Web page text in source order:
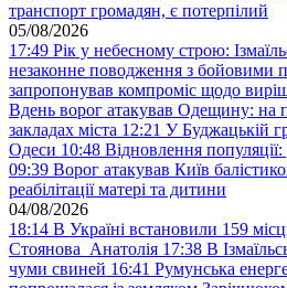
транспорт громадян, є потерпілий
05/08/2026
17:49 Рік у небесному строю:
незаконне поводження з бойовими
запропонував компроміс щодо
Вдень ворог атакував Одещину: на
закладах міста 12:21 У Буджацькій
Одеси 10:48 Відновлення
09:39 Ворог атакував Київ
реабілітації матері та дитини
04/08/2026
18:14 В Україні встановили 159
Стоянова Анатолія 17:38 В
чуми свиней 16:41 Румунська